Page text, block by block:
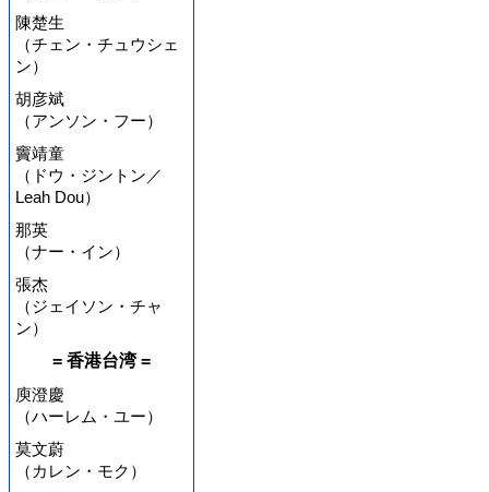
陳楚生
（チェン・チュウシェ
ン）
胡彦斌
（アンソン・フー）
竇靖童
（ドウ・ジントン／
Leah Dou）
那英
（ナー・イン）
張杰
（ジェイソン・チャ
ン）
= 香港台湾 =
庾澄慶
（ハーレム・ユー）
莫文蔚
（カレン・モク）